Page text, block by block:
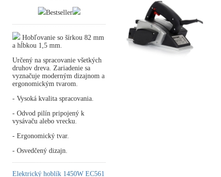
Bestseller
Hobľovanie so šírkou 82 mm
a hĺbkou 1,5 mm.
Určený na spracovanie všetkých
druhov dreva. Zariadenie sa
vyznačuje moderným dizajnom a
ergonomickým tvarom.
- Vysoká kvalita spracovania.
- Odvod pilín pripojený k
vysávaču alebo vrecku.
- Ergonomický tvar.
- Osvedčený dizajn.
Elektrický hoblík 1450W EC561